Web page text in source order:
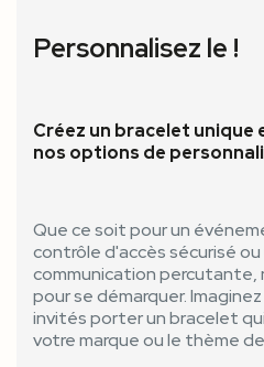
Personnalisez le !
Créez un bracelet unique
nos options de
Que ce soit pour un
contrôle d'accès sécurisé
communication
pour se démarquer.
invités porter un bracelet
votre marque ou le thème